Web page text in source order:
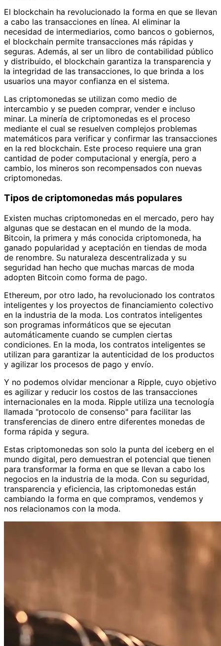
El blockchain ha revolucionado la forma en que se llevan
a cabo las transacciones en línea. Al eliminar la
necesidad de intermediarios, como bancos o gobiernos,
el blockchain permite transacciones más rápidas y
seguras. Además, al ser un libro de contabilidad público
y distribuido, el blockchain garantiza la transparencia y
la integridad de las transacciones, lo que brinda a los
usuarios una mayor confianza en el sistema.
Las criptomonedas se utilizan como medio de
intercambio y se pueden comprar, vender e incluso
minar. La minería de criptomonedas es el proceso
mediante el cual se resuelven complejos problemas
matemáticos para verificar y confirmar las transacciones
en la red blockchain. Este proceso requiere una gran
cantidad de poder computacional y energía, pero a
cambio, los mineros son recompensados con nuevas
criptomonedas.
Tipos de criptomonedas más populares
Existen muchas criptomonedas en el mercado, pero hay
algunas que se destacan en el mundo de la moda.
Bitcoin, la primera y más conocida criptomoneda, ha
ganado popularidad y aceptación en tiendas de moda
de renombre. Su naturaleza descentralizada y su
seguridad han hecho que muchas marcas de moda
adopten Bitcoin como forma de pago.
Ethereum, por otro lado, ha revolucionado los contratos
inteligentes y los proyectos de financiamiento colectivo
en la industria de la moda. Los contratos inteligentes
son programas informáticos que se ejecutan
automáticamente cuando se cumplen ciertas
condiciones. En la moda, los contratos inteligentes se
utilizan para garantizar la autenticidad de los productos
y agilizar los procesos de pago y envío.
Y no podemos olvidar mencionar a Ripple, cuyo objetivo
es agilizar y reducir los costos de las transacciones
internacionales en la moda. Ripple utiliza una tecnología
llamada "protocolo de consenso" para facilitar las
transferencias de dinero entre diferentes monedas de
forma rápida y segura.
Estas criptomonedas son solo la punta del iceberg en el
mundo digital, pero demuestran el potencial que tienen
para transformar la forma en que se llevan a cabo los
negocios en la industria de la moda. Con su seguridad,
transparencia y eficiencia, las criptomonedas están
cambiando la forma en que compramos, vendemos y
nos relacionamos con la moda.